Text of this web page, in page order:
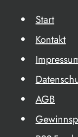
Start
Kontakt
AGB